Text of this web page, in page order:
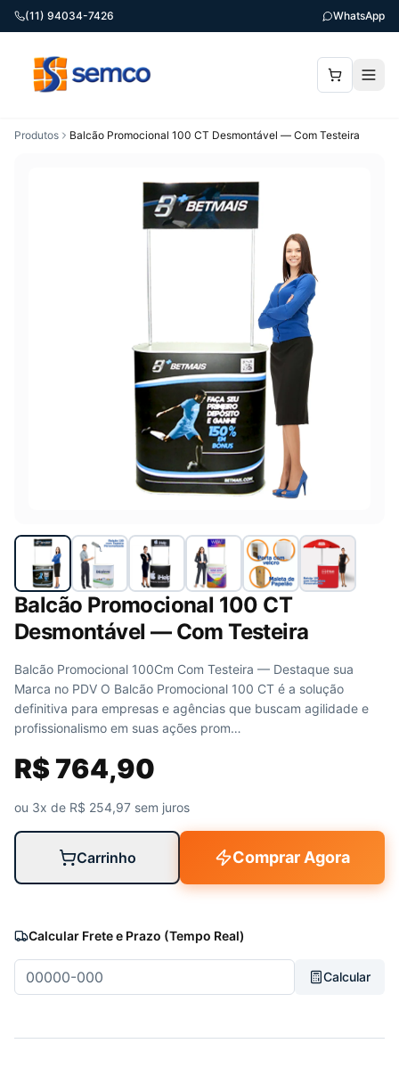
(11) 94034-7426 WhatsApp
Produtos Balcão Promocional 100 CT Desmontável — Com Testeira
Balcão Promocional 100 CT
Desmontável — Com Testeira
Balcão Promocional 100Cm Com Testeira — Destaque sua
Marca no PDV O Balcão Promocional 100 CT é a solução
definitiva para empresas e agências que buscam agilidade e
profissionalismo em suas ações prom…
R$ 764,90
ou 3x de R$ 254,97 sem juros
Carrinho Comprar Agora
Calcular Frete e Prazo (Tempo Real)
Calcular